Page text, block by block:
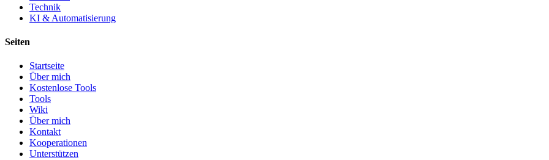
Technik
KI & Automatisierung
Seiten
Startseite
Über mich
Kostenlose Tools
Tools
Wiki
Über mich
Kontakt
Kooperationen
Unterstützen